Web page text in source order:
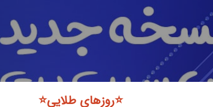
⭐️روزهای طلایی⭐️